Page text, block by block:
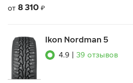
от 8 310 ₽
Ikon Nordman 5
4.9 39 отзывов